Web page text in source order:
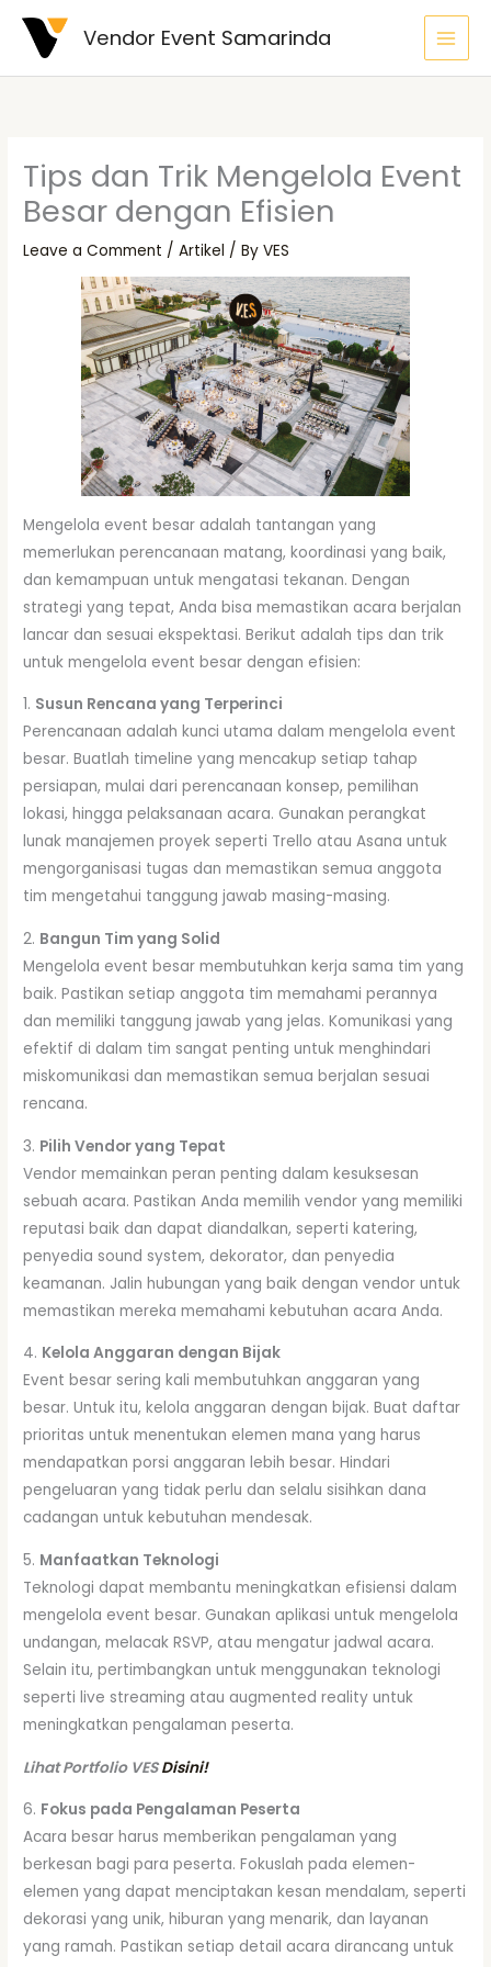
Skip
Vendor Event Samarinda
Tips dan Trik Mengelola Event
Besar dengan Efisien
Leave a Comment /Artikel / ByVES
Mengelola event besar adalah tantangan yang
memerlukan perencanaan matang, koordinasi yang baik,
dan kemampuan untuk mengatasi tekanan. Dengan
strategi yang tepat, Anda bisa memastikan acara berjalan
lancar dan sesuai ekspektasi. Berikut adalah tips dan trik
untuk mengelola event besar dengan efisien:
1. Susun Rencana yang Terperinci
Perencanaan adalah kunci utama dalam mengelola event
besar. Buatlah timeline yang mencakup setiap tahap
persiapan, mulai dari perencanaan konsep, pemilihan
lokasi, hingga pelaksanaan acara. Gunakan perangkat
lunak manajemen proyek seperti Trello atau Asana untuk
mengorganisasi tugas dan memastikan semua anggota
tim mengetahui tanggung jawab masing-masing.
2. Bangun Tim yang Solid
Mengelola event besar membutuhkan kerja sama tim yang
baik. Pastikan setiap anggota tim memahami perannya
dan memiliki tanggung jawab yang jelas. Komunikasi yang
efektif di dalam tim sangat penting untuk menghindari
miskomunikasi dan memastikan semua berjalan sesuai
rencana.
3. Pilih Vendor yang Tepat
Vendor memainkan peran penting dalam kesuksesan
sebuah acara. Pastikan Anda memilih vendor yang memiliki
reputasi baik dan dapat diandalkan, seperti katering,
penyedia sound system, dekorator, dan penyedia
keamanan. Jalin hubungan yang baik dengan vendor untuk
memastikan mereka memahami kebutuhan acara Anda.
4. Kelola Anggaran dengan Bijak
Event besar sering kali membutuhkan anggaran yang
besar. Untuk itu, kelola anggaran dengan bijak. Buat daftar
prioritas untuk menentukan elemen mana yang harus
mendapatkan porsi anggaran lebih besar. Hindari
pengeluaran yang tidak perlu dan selalu sisihkan dana
cadangan untuk kebutuhan mendesak.
5. Manfaatkan Teknologi
Teknologi dapat membantu meningkatkan efisiensi dalam
mengelola event besar. Gunakan aplikasi untuk mengelola
undangan, melacak RSVP, atau mengatur jadwal acara.
Selain itu, pertimbangkan untuk menggunakan teknologi
seperti live streaming atau augmented reality untuk
meningkatkan pengalaman peserta.
Lihat Portfolio VESDisini!
6. Fokus pada Pengalaman Peserta
Acara besar harus memberikan pengalaman yang
berkesan bagi para peserta. Fokuslah pada elemen-
elemen yang dapat menciptakan kesan mendalam, seperti
dekorasi yang unik, hiburan yang menarik, dan layanan
yang ramah. Pastikan setiap detail acara dirancang untuk